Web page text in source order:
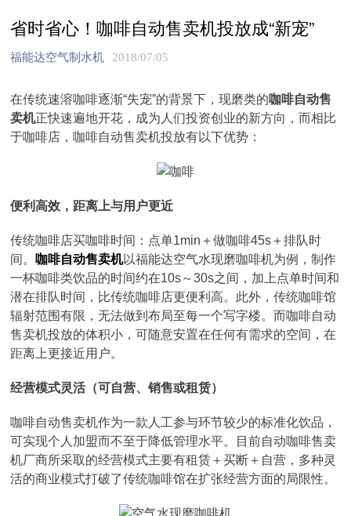
省时省心！咖啡自动售卖机投放成“新宠”
福能达空气制水机 2018/07/05
在传统速溶咖啡逐渐“失宠”的背景下，现磨类的咖啡自动售
卖机正快速遍地开花，成为人们投资创业的新方向，而相比
于咖啡店，咖啡自动售卖机投放有以下优势：
便利高效，距离上与用户更近
传统咖啡店买咖啡时间：点单1min＋做咖啡45s＋排队时
间。 咖啡自动售卖机以福能达空气水现磨咖啡机为例，制作
一杯咖啡类饮品的时间约在10s～30s之间，加上点单时间和
潜在排队时间，比传统咖啡店更便利高。此外，传统咖啡馆
辐射范围有限，无法做到布局至每一个写字楼。而咖啡自动
售卖机投放的体积小，可随意安置在任何有需求的空间，在
距离上更接近用户。
经营模式灵活（可自营、销售或租赁）
咖啡自动售卖机作为一款人工参与环节较少的标准化饮品，
可实现个人加盟而不至于降低管理水平。目前自动咖啡售卖
机厂商所采取的经营模式主要有租赁＋买断＋自营，多种灵
活的商业模式打破了传统咖啡馆在扩张经营方面的局限性。